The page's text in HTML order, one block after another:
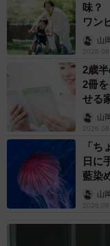
味？
ワン
へん
山
2歳
2冊
せる
山
「
日に
藍染
ごい
山